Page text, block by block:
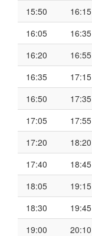
15:50
16:15
16:05
16:35
16:20
16:55
16:35
17:15
16:50
17:35
17:05
17:55
17:20
18:20
17:40
18:45
18:05
19:15
18:30
19:45
19:00
20:10